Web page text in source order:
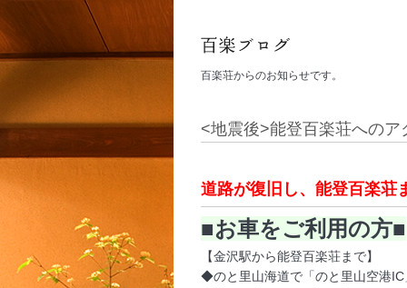
百楽荘からのお知らせです。
<地震後>能登百楽荘への
道路が復旧し、能登百楽荘
■お車をご利用の方■
【金沢駅から能登百楽荘まで】
◆のと里山海道で「のと里山空港